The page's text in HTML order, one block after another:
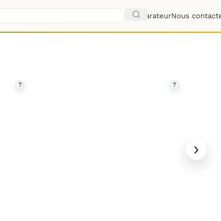
ComparateurNous
? ?